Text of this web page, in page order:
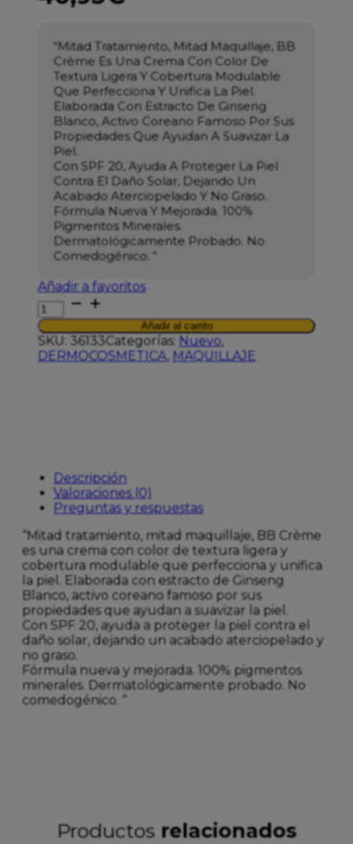
“Mitad Tratamiento, Mitad Maquillaje, BB
Crème Es Una Crema Con Color De
Textura Ligera Y Cobertura Modulable
Que Perfecciona Y Unifica La Piel.
Elaborada Con Estracto De Ginseng
Blanco, Activo Coreano Famoso Por Sus
Propiedades Que Ayudan A Suavizar La
Piel.
Con SPF 20, Ayuda A Proteger La Piel
Contra El Daño Solar, Dejando Un
Acabado Aterciopelado Y No Graso.
Fórmula Nueva Y Mejorada. 100%
Pigmentos Minerales.
Dermatológicamente Probado. No
Comedogénico. “
Añadir a favoritos
ERBORIAN
BB
CREME
DORE
40
Añadir al carrito
SKU: 36133Categorías: Nuevo,
DERMOCOSMETICA, MAQUILLAJE
Descripción
Valoraciones (0)
Preguntas y respuestas
“Mitad tratamiento, mitad maquillaje, BB Crème
es una crema con color de textura ligera y
cobertura modulable que perfecciona y unifica
la piel. Elaborada con estracto de Ginseng
Blanco, activo coreano famoso por sus
propiedades que ayudan a suavizar la piel.
Con SPF 20, ayuda a proteger la piel contra el
daño solar, dejando un acabado aterciopelado y
no graso.
Fórmula nueva y mejorada. 100% pigmentos
minerales. Dermatológicamente probado. No
comedogénico. “
Productos relacionados